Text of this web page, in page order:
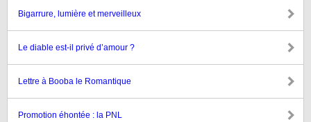
Bigarrure, lumière et merveilleux
Le diable est-il privé d’amour ?
Lettre à Booba le Romantique
Promotion éhontée : la PNL